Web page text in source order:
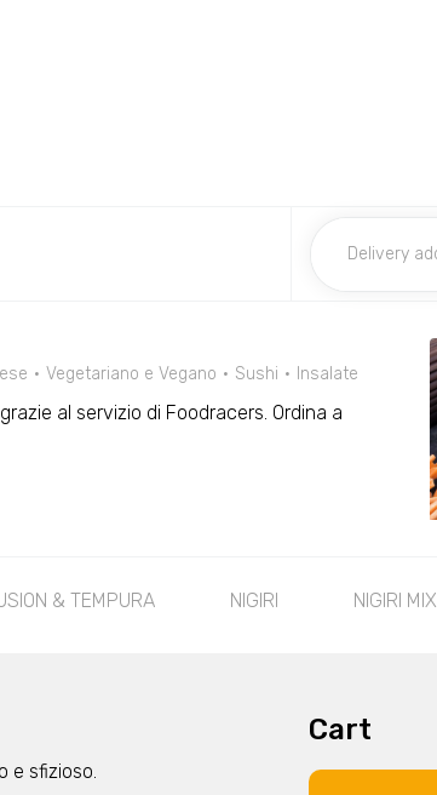
Vegetariano e Vegano Sushi Insalate
al servizio di Foodracers. Ordina a
& TEMPURA NIGIRI NIGIRI MIX
e sfizioso.
Cart